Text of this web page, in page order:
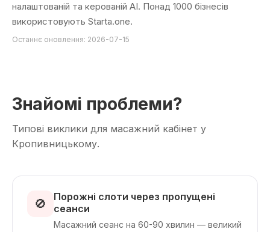
налаштованій та керованій AI. Понад 1000 бізнесів
використовують Starta.one.
Останнє оновлення: 2026-07-15
Знайомі проблеми?
Типові виклики для масажний кабінет у
Кропивницькому.
🚫
Порожні слоти через пропущені
сеанси
Масажний сеанс на 60-90 хвилин — великий